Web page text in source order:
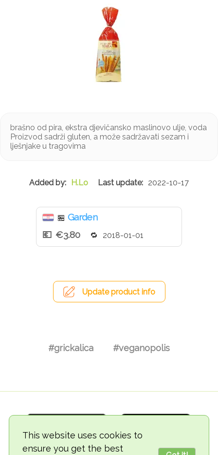
This website uses cookies to
ensure you get the best
brašno od pira, ekstra djevičansko maslinovo ulje, voda
Proizvod sadrži gluten, a može sadržavati sezam i
lješnjake u tragovima
H.Lo 2022-10-17
🏪 Garden
€3.80
2018-01-01
Update product info
#grickalica #veganopolis